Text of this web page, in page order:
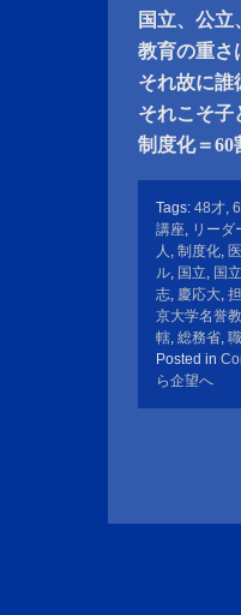
国立、公
教育の重さ
それ故に誰
それこそ子
制度化＝60
Tags: 48才,
講座, リーダ
人 , 制度化,
ル, 国立, 国
志, 慶応大,
京大学名誉
轄, 総務省,
Posted in
ら企望へ